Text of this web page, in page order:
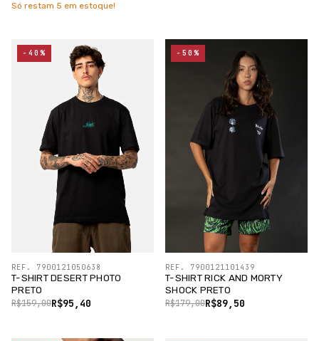
Só restam 5 em estoque!
T-SHIRT DESERT PHOTO
PRETO
R$95,40
R$159,00
REF. 7900121050638
-40%
T-SHIRT RICK AND MORTY
SHOCK PRETO
R$89,50
R$179,00
REF. 7900121101439
-50%